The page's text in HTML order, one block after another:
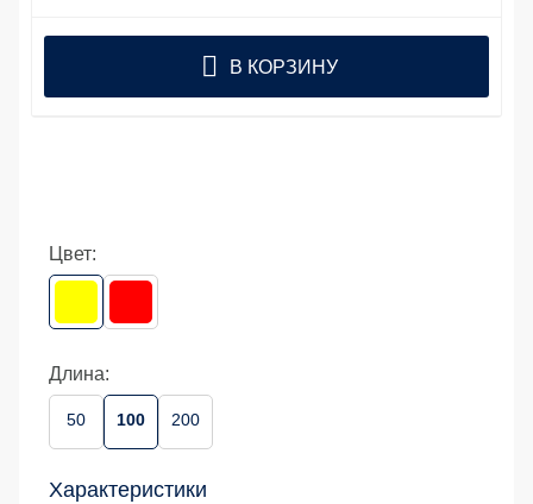
Цвет:
Длина:
50 100 200
Характеристики
В КОРЗИНУ